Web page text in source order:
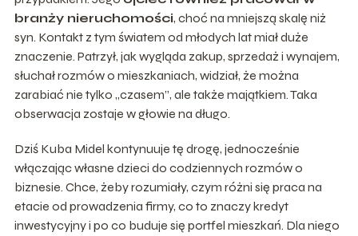
branży nieruchomości, choć na mniejszą skalę niż
syn. Kontakt z tym światem od młodych lat miał duże
znaczenie. Patrzył, jak wygląda zakup, sprzedaż i wynajem,
słuchał rozmów o mieszkaniach, widział, że można
zarabiać nie tylko „czasem”, ale także majątkiem. Taka
obserwacja zostaje w głowie na długo.
Dziś Kuba Midel kontynuuje tę drogę, jednocześnie
włączając własne dzieci do codziennych rozmów o
biznesie. Chce, żeby rozumiały, czym różni się praca na
etacie od prowadzenia firmy, co to znaczy kredyt
inwestycyjny i po co buduje się portfel mieszkań. Dla niego